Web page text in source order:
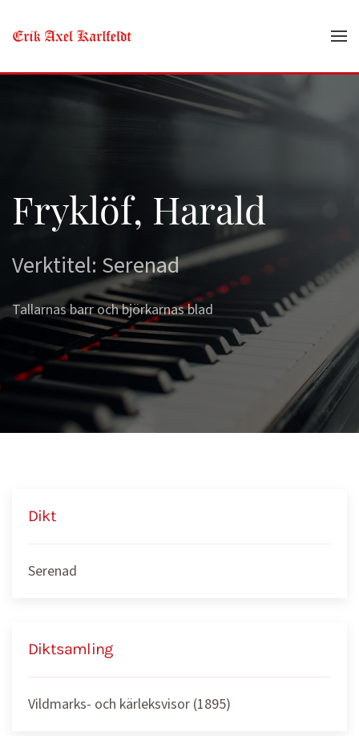
Skip to main content
Fryklöf, Harald
Verktitel: Serenad
Tallarnas barr och björkarnas blad
Dikt
Serenad
Diktsamling
Vildmarks- och kärleksvisor (1895)